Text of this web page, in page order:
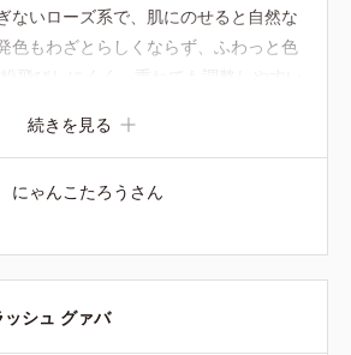
ないローズ系で、肌にのせると自然な
色もわざとらしくならず、ふわっと色
。 派手すぎず普段使いしやすいカラー
、全体として使いやすいチークでし
不透明なので、複数色持っていると外
きにくい点は少し不便に感じます。
続きを見る
にゃんこたろうさん
ッシュ グァバ